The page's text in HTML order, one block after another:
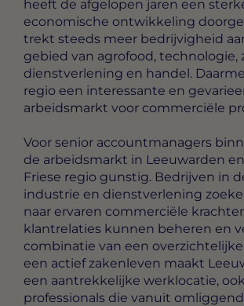
heeft de afgelopen jaren een
economische ontwikkeling
trekt steeds meer bedrijvigheid
gebied van agrofood, technologie,
dienstverlening en handel.
regio een interessante en
arbeidsmarkt voor commerciële
Voor senior accountmanagers
de arbeidsmarkt in Leeuwarden
Friese regio gunstig. Bedrijven in
industrie en dienstverlening
naar ervaren commerciële
klantrelaties kunnen beheren en
combinatie van een
een actief zakenleven maakt
een aantrekkelijke werklocatie,
professionals die vanuit